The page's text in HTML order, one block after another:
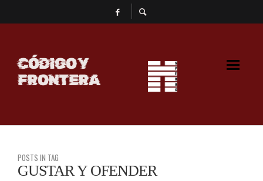
CÓDIGO Y
FRONTERA
POSTS IN TAG
GUSTAR Y OFENDER